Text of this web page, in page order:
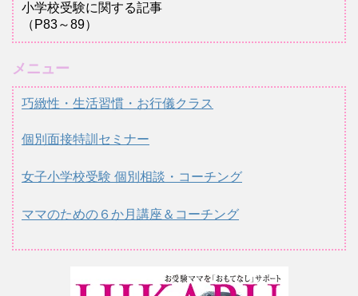
小学校受験に関する記事
（P83～89）
メニュー
巧緻性・生活習慣・お行儀クラス
個別面接特訓セミナー
女子小学校受験 個別相談・コーチング
ママのための６か月講座＆コーチング